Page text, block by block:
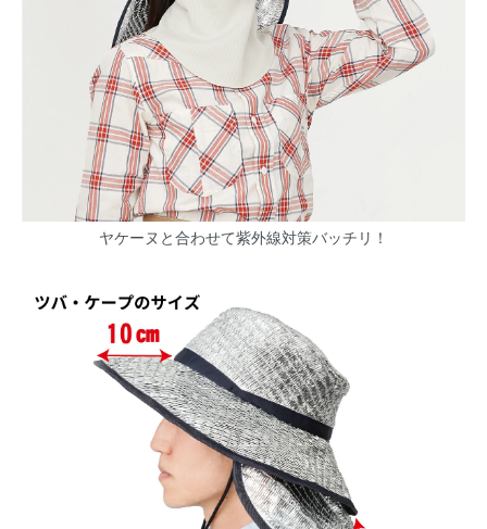
ヤケーヌと合わせて紫外線対策バッチリ！